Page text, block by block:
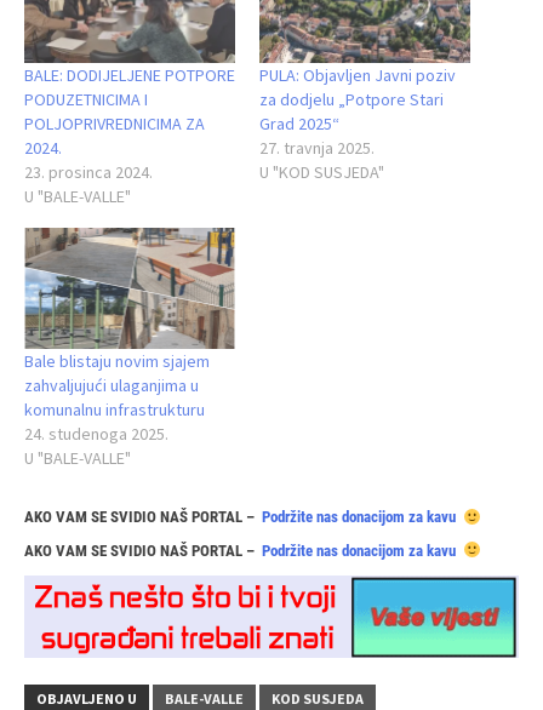
BALE: DODIJELJENE POTPORE
PODUZETNICIMA I
POLJOPRIVREDNICIMA ZA
2024.
23. prosinca 2024.
U "BALE-VALLE"
PULA: Objavljen Javni poziv
za dodjelu „Potpore Stari
Grad 2025“
27. travnja 2025.
U "KOD SUSJEDA"
Bale blistaju novim sjajem
zahvaljujući ulaganjima u
komunalnu infrastrukturu
24. studenoga 2025.
U "BALE-VALLE"
AKO VAM SE SVIDIO NAŠ PORTAL – Podržite nas donacijom za kavu
AKO VAM SE SVIDIO NAŠ PORTAL – Podržite nas donacijom za kavu
OBJAVLJENO U BALE-VALLE
KOD SUSJEDA